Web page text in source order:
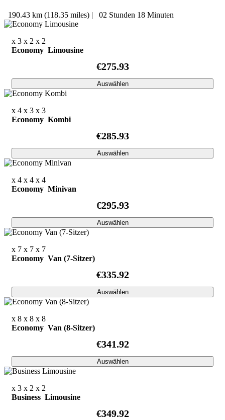
190.43 km (118.35 miles) | 02 Stunden 18 Minuten
x 3 x 2 x 2
Economy Limousine
€275.93
Auswählen
x 4 x 3 x 3
Economy Kombi
€285.93
Auswählen
x 4 x 4 x 4
Economy Minivan
€295.93
Auswählen
x 7 x 7 x 7
Economy Van (7-Sitzer)
€335.92
Auswählen
x 8 x 8 x 8
Economy Van (8-Sitzer)
€341.92
Auswählen
x 3 x 2 x 2
Business Limousine
€349.92